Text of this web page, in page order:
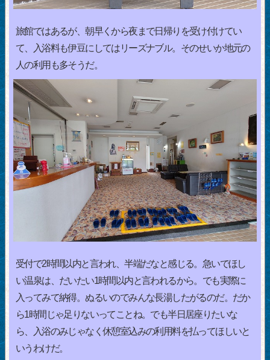
旅館ではあるが、朝早くから夜まで日帰りを受け付けてい
て、入浴料も伊豆にしてはリーズナブル。そのせいか地元の
人の利用も多そうだ。
受付で2時間以内と言われ、半端だなと感じる。急いでほし
い温泉は、だいたい1時間以内と言われるから。でも実際に
入ってみて納得。ぬるいのでみんな長湯したがるのだ。だか
ら1時間じゃ足りないってことね。でも半日居座りたいな
ら、入浴のみじゃなく休憩室込みの利用料を払ってほしいと
いうわけだ。